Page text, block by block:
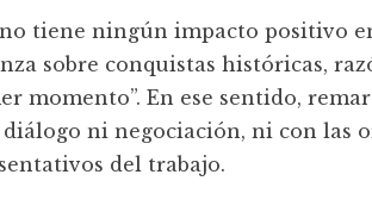
tiene ningún impacto positivo
sobre conquistas históricas,
momento”. En ese sentido,
ni negociación, ni con las
del trabajo.